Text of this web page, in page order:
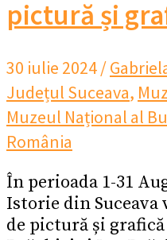
pictură și
30 iulie 2024/
Județul Suceava,
Muzeul Național al
România
În perioada 1-31
Istorie din Suceava
de pictură și